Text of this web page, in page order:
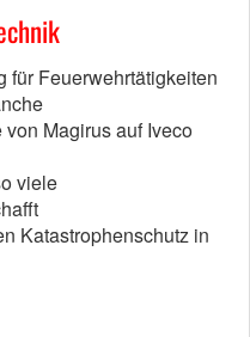
für Feuerwehrtätigkeiten
Magirus auf Iveco
viele
Katastrophenschutz in